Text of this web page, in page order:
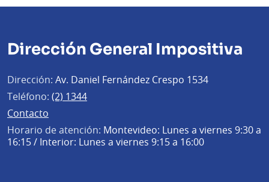
Dirección General Impositiva
Dirección: Av. Daniel Fernández Crespo 1534
Teléfono: (2) 1344
Contacto
Horario de atención: Montevideo: Lunes a viernes 9:30 a
16:15 / Interior: Lunes a viernes 9:15 a 16:00